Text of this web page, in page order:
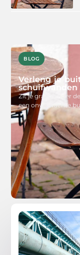
BLOG
Verleng je
schuifwanden
Zit je graag onder
een onverwachte